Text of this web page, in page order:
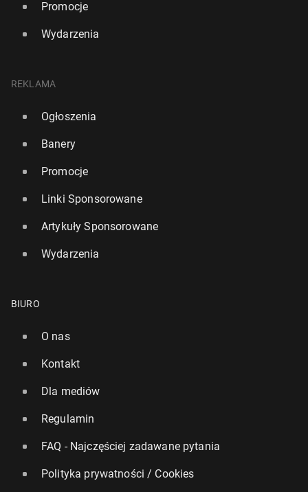
Promocje
Wydarzenia
REKLAMA
Ogłoszenia
Banery
Promocje
Linki Sponsorowane
Artykuły Sponsorowane
Wydarzenia
BIURO
O nas
Kontakt
Dla mediów
Regulamin
FAQ - Najczęściej zadawane pytania
Polityka prywatności / Cookies